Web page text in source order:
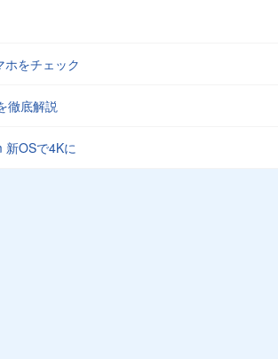
ホをチェック
徹底解説
新OSで4Kに